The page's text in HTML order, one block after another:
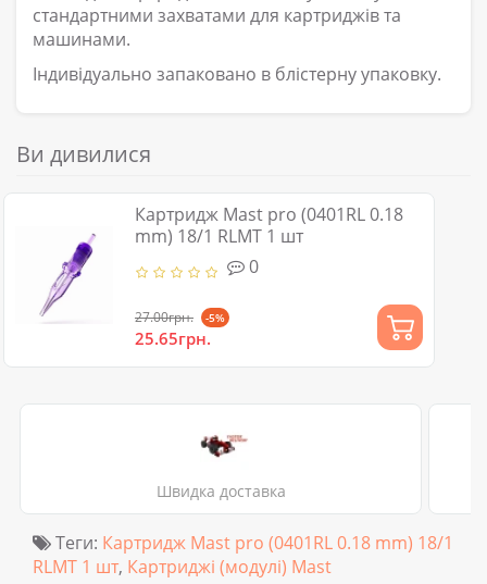
стандартними захватами для картриджів та
машинами.
Індивідуально запаковано в блістерну упаковку.
Ви дивилися
Картридж Mast pro (0401RL 0.18
mm) 18/1 RLMT 1 шт
0
27.00грн. -5%
25.65грн.
Швидка доставка
Теги: Картридж Mast pro (0401RL 0.18 mm) 18/1
RLMT 1 шт, Картриджі (модулі) Mast